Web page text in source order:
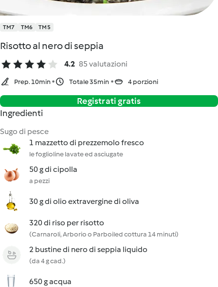
TM7 TM6 TM5
Risotto al nero di seppia
4.2 85 valutazioni
Prep. 10min Totale 35min 4 porzioni
Registrati gratis
Ingredienti
Sugo di pesce
1 mazzetto di prezzemolo fresco
le foglioline lavate ed asciugate
50 g di cipolla
a pezzi
30 g di olio extravergine di oliva
320 di riso per risotto
(Carnaroli, Arborio o Parboiled cottura 14 minuti)
2 bustine di nero di seppia liquido
(da 4 g cad.)
650 g acqua